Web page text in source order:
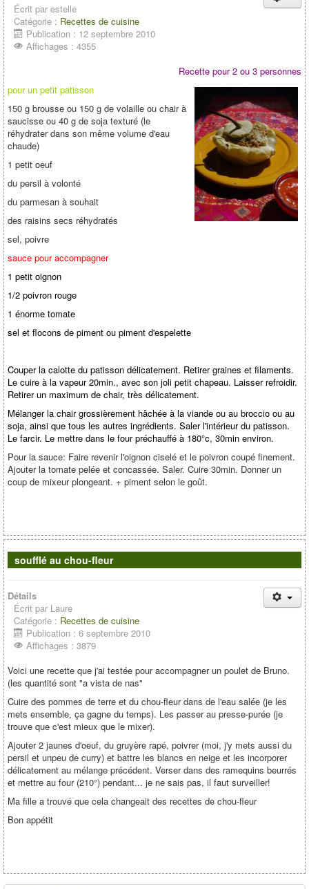
Écrit par estelle
Catégorie : Recettes de cuisine
Publication : 12 septembre 2010
Affichages : 4355
Recette pour 2 ou 3 personnes
pour un petit patisson
150 g brousse ou 150 g de volaille ou chair à
saucisse ou 40 g de soja texturé (le
réhydrater dans son même volume d'eau
chaude)
1 petit oeuf
du persil à volonté
du parmesan à souhait
des raisins secs réhydratés
sel, poivre
sauce pour accompagner
1 petit oignon
1/2 poivron rouge
1 énorme tomate
sel et flocons de piment ou piment d'espelette
Couper la calotte du patisson délicatement. Retirer graines et filaments.
Le cuire à la vapeur 20min., avec son joli petit chapeau. Laisser refroidir.
Retirer un maximum de chair, très délicatement.
Mélanger la chair grossièrement hâchée à la viande ou au broccio ou au
soja, ainsi que tous les autres ingrédients. Saler l'intérieur du patisson.
Le farcir. Le mettre dans le four préchauffé à 180°c, 30min environ.
Pour la sauce: Faire revenir l'oignon ciselé et le poivron coupé finement.
Ajouter la tomate pelée et concassée. Saler. Cuire 30min. Donner un
coup de mixeur plongeant. + piment selon le goût.
soufflé au chou-fleur
Détails
Écrit par Laure
Catégorie : Recettes de cuisine
Publication : 6 septembre 2010
Affichages : 3879
Voici une recette que j'ai testée pour accompagner un poulet de Bruno.
(les quantité sont "a vista de nas"
Cuire des pommes de terre et du chou-fleur dans de l'eau salée (je les
mets ensemble, ça gagne du temps). Les passer au presse-purée (je
trouve que c'est mieux que le mixer).
Ajouter 2 jaunes d'oeuf, du gruyère rapé, poivrer (moi, j'y mets aussi du
persil et unpeu de curry) et battre les blancs en neige et les incorporer
délicatement au mélange précédent. Verser dans des ramequins beurrés
et mettre au four (210°) pendant... je ne sais pas, il faut surveiller!
Ma fille a trouvé que cela changeait des recettes de chou-fleur
Bon appétit